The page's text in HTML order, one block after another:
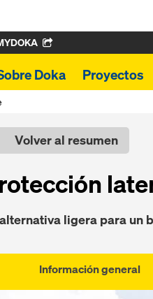
Doka Proyectos
Volver al resumen
ligera para un
Información general